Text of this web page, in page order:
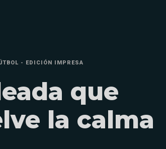
- EDICIÓN IMPRESA
que
la calma